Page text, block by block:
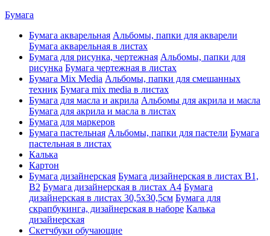
Бумага
Бумага акварельная Альбомы, папки для акварели
Бумага акварельная в листах
Бумага для рисунка, чертежная Альбомы, папки для
рисунка Бумага чертежная в листах
Бумага Mix Media Альбомы, папки для смешанных
техник Бумага mix media в листах
Бумага для масла и акрила Альбомы для акрила и масла
Бумага для акрила и масла в листах
Бумага для маркеров
Бумага пастельная Альбомы, папки для пастели Бумага
пастельная в листах
Калька
Картон
Бумага дизайнерская Бумага дизайнерская в листах В1,
В2 Бумага дизайнерская в листах А4 Бумага
дизайнерская в листах 30,5х30,5см Бумага для
скрапбукинга, дизайнерская в наборе Калька
дизайнерская
Скетчбуки обучающие